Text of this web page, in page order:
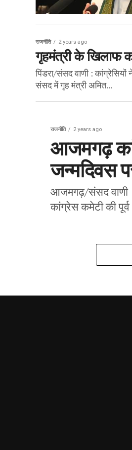
राजनीति 2 years ago
गृहमंत्री के खिलाफ
पिंडरा/संसद वाणी : कांग्रेसियों
संसद में गृह मंत्री अमित...
राजनीति 2 years ago
आजमगढ़
जन्मदिवस
आजमगढ़/संसद वाणी :
कांग्रेस कमेटी की